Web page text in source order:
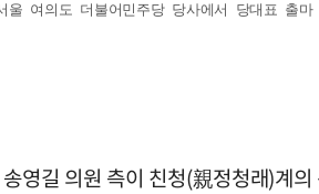
여의도 더불어민주당 당사에서 당대표 출
영길 의원 측이 친청(親정청래)계